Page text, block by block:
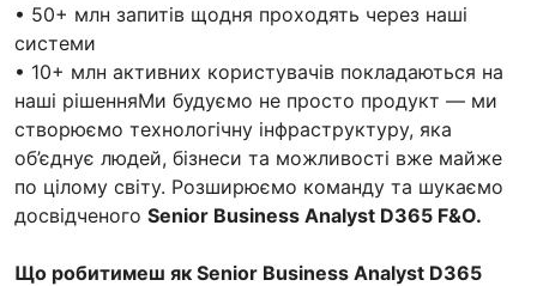
• 50+ млн запитів щодня проходять через наші
системи
• 10+ млн активних користувачів покладаються на
наші рішенняМи будуємо не просто продукт — ми
створюємо технологічну інфраструктуру, яка
об’єднує людей, бізнеси та можливості вже майже
по цілому світу. Розширюємо команду та шукаємо
досвідченого Senior Business Analyst D365 F&O.
Що робитимеш як Senior Business Analyst D365